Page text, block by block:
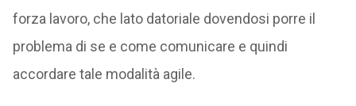
forza lavoro, che lato datoriale dovendosi porre il
problema di se e come comunicare e quindi
accordare tale modalità agile.